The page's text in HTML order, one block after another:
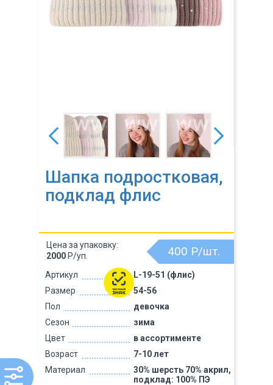
Шапка подростковая,
подклад флис
Артикул
L-19-51 (флис)
Размер
54-56
Пол
девочка
Сезон
зима
Цвет
в ассортименте
Возраст
7-10 лет
Материал
30% шерсть 70% акрил,
подклад: 100% ПЭ
400 Р/шт.
Цена за упаковку:
2000 Р/уп.